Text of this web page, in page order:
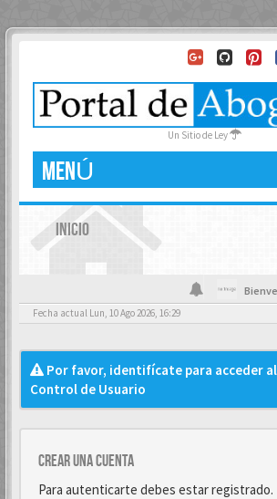
Un Sitio de Ley
MENÚ
INICIO
Fecha actual Lun, 10 Ago 2026, 16:29
Por favor, identifícate para acceder
Control de Usuario
Crear una cuenta
Para autenticarte debes estar